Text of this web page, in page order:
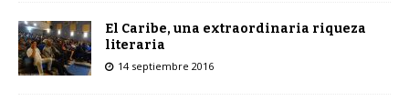
El Caribe, una extraordinaria riqueza
literaria
14 septiembre 2016